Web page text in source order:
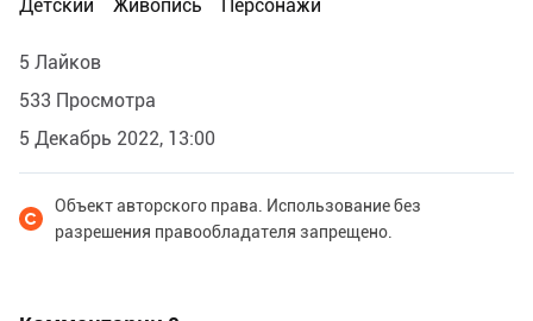
Детский
Живопись Персонажи
5 Лайков
533 Просмотра
5 Декабрь 2022, 13:00
Объект авторского права. Использование без
разрешения правообладателя запрещено.